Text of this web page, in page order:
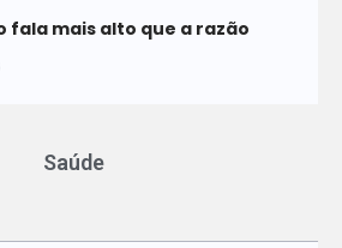
fala mais alto que a razão
Saúde